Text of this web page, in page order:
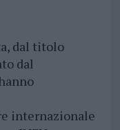
dal titolo
dal
internazionale